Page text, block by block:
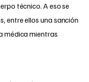
técnico. A eso se
entre ellos una sanción
médica mientras